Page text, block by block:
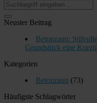
Neuster Beitrag
Betonzaun:
Grundstück eine
Kategorien
Betonzaun (73)
Häufigste Schlagwörter